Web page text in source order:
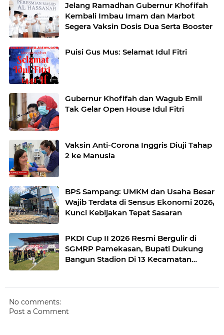
Jelang Ramadhan Gubernur Khofifah
Kembali Imbau Imam dan Marbot
Segera Vaksin Dosis Dua Serta Booster
Puisi Gus Mus: Selamat Idul Fitri
Gubernur Khofifah dan Wagub Emil
Tak Gelar Open House Idul Fitri
Vaksin Anti-Corona Inggris Diuji Tahap
2 ke Manusia
BPS Sampang: UMKM dan Usaha Besar
Wajib Terdata di Sensus Ekonomi 2026,
Kunci Kebijakan Tepat Sasaran
PKDI Cup II 2026 Resmi Bergulir di
SGMRP Pamekasan, Bupati Dukung
Bangun Stadion Di 13 Kecamatan
No comments:
Post a Comment